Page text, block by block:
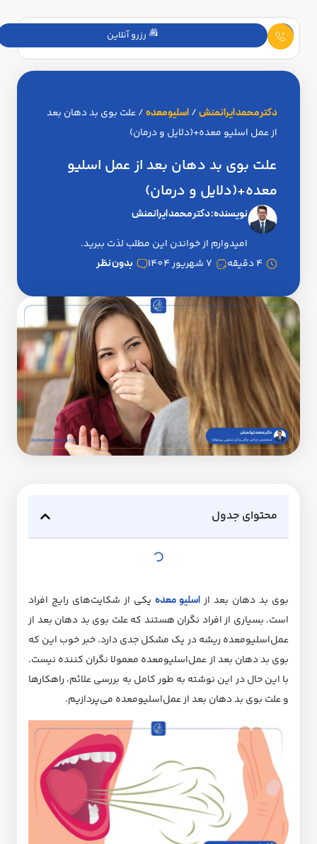
رزرو آنلاین
دکتر محمد ایرانمنش/اسلیو معده/علت بوی بد دهان بعد
از عمل اسلیو معده+(دلایل و درمان)
علت بوی بد دهان بعد از عمل اسلیو
معده+(دلایل و درمان)
نویسنده:دکتر محمد ایرانمنش
امیدوارم از خواندن این مطلب لذت ببرید.
4 دقیقه
7 شهریور 1404 بدون نظر
محتوای جدول
بوی بد دهان بعد از اسلیو‌ معدهیکی از شکایت‌های رایج افراد
است. بسیاری از افراد نگران هستند که علت بوی بد دهان بعد از
عمل‌اسلیو‌معده ریشه در یک مشکل جدی دارد. خبر خوب این‌ که
بوی بد دهان بعد از عمل‌اسلیو‌معده معمولا نگران کننده نیست.
با این حال در این نوشته به طور کامل به بررسی علائم، راهکارها
و علت بوی بد دهان بعد از عمل‌اسلیو‌معده می‌پردازیم.